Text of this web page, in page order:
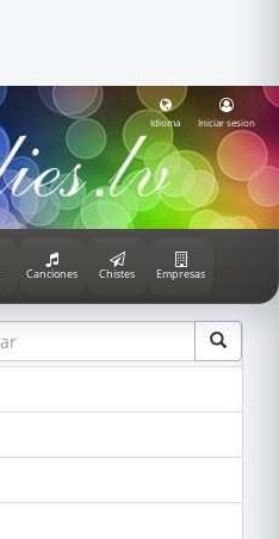
Idioma Iniciar sesion
Canciones Chistes Empresas